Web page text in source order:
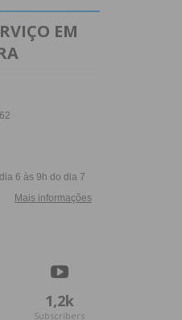
EM
1,2k
Subscribers